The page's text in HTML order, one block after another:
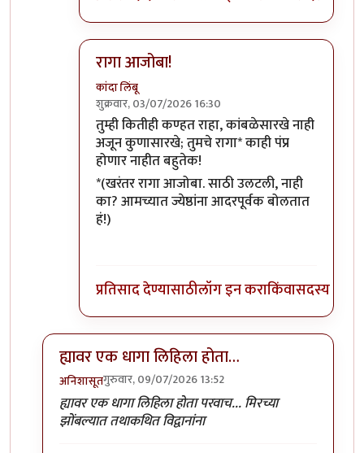
रागा आजोबा!
कांदा लिंबू
शुक्रवार, 03/07/2026 16:30
In reply toत्या कवितेसारखं...byप्रा.डॉ.दिलीप बिरुटे
तुम्ही कितीही कण्हत राहा, कांबळेसारखे नाही
अजून कुणासारखे; तुमचे रागा* काही पंप्र
होणार नाहीत बहुतेक!
*(खरंतर रागा आजोबा. साठी उलटली, नाही
का? आमच्यात ज्येष्ठांना आदरपूर्वक बोलतात
हं!)
प्रतिसाद देण्यासाठीलॉग इन कराकिंवासदस्य व्हा
ह्यावर एक धागा लिहिला होता…
अनिशासूतगुरुवार, 09/07/2026 13:52
In reply toरामलल्लाच्या नावावर आयोध्या…
ह्यावर एक धागा लिहिला होता परवाच... मिरच्या
झोंबल्यात तथाकथित विद्वानांना